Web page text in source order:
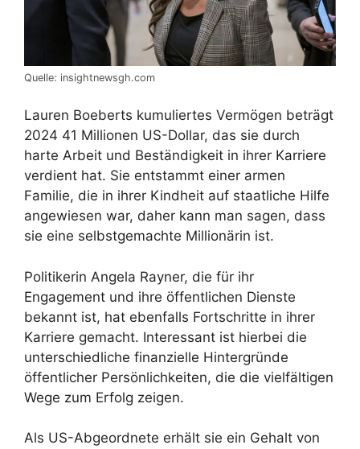
Quelle: insightnewsgh.com
Lauren Boeberts kumuliertes Vermögen beträgt
2024 41 Millionen US-Dollar, das sie durch
harte Arbeit und Beständigkeit in ihrer Karriere
verdient hat. Sie entstammt einer armen
Familie, die in ihrer Kindheit auf staatliche Hilfe
angewiesen war, daher kann man sagen, dass
sie eine selbstgemachte Millionärin ist.
Politikerin Angela Rayner, die für ihr
Engagement und ihre öffentlichen Dienste
bekannt ist, hat ebenfalls Fortschritte in ihrer
Karriere gemacht. Interessant ist hierbei die
unterschiedliche finanzielle Hintergründe
öffentlicher Persönlichkeiten, die die vielfältigen
Wege zum Erfolg zeigen.
Als US-Abgeordnete erhält sie ein Gehalt von